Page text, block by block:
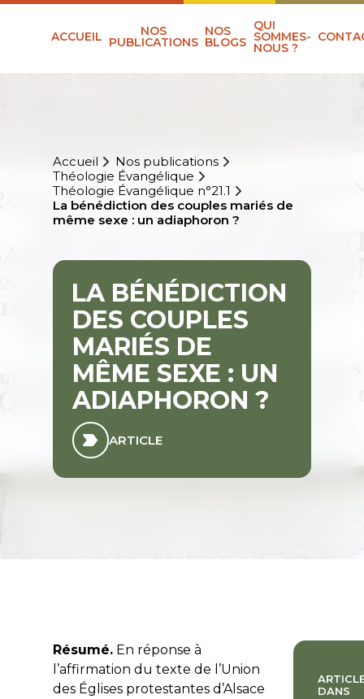
ACCUEIL NOS
PUBLICATIONS
NOS
BLOGS
QUI
SOMMES-
NOUS ?
Accueil
Nos publications
Théologie Évangélique
Théologie Évangélique n°21.1
La bénédiction des couples mariés de
même sexe : un adiaphoron ?
LA BÉNÉDICTION
DES COUPLES
MARIÉS DE
MÊME SEXE : UN
ADIAPHORON ?
ARTICLE
Résumé.En réponse à
l’affirmation du texte de l’Union
des Églises protestantes d’Alsace
DANS